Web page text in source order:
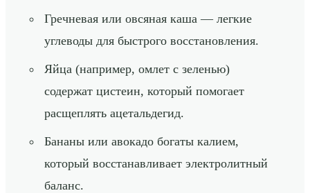
Гречневая или овсяная каша — легкие
углеводы для быстрого восстановления.
Яйца (например, омлет с зеленью)
содержат цистеин, который помогает
расщеплять ацетальдегид.
Бананы или авокадо богаты калием,
который восстанавливает электролитный
баланс.